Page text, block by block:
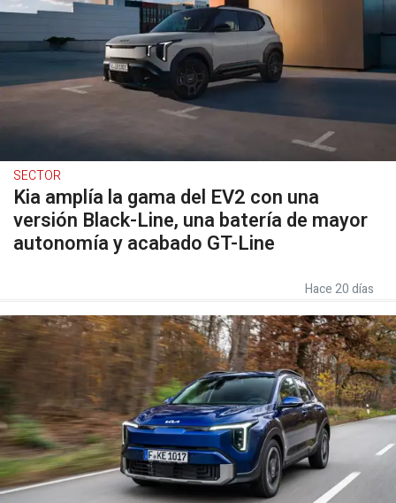
SECTOR
Kia amplía la gama del EV2 con una
versión Black-Line, una batería de mayor
autonomía y acabado GT-Line
Hace 20 días